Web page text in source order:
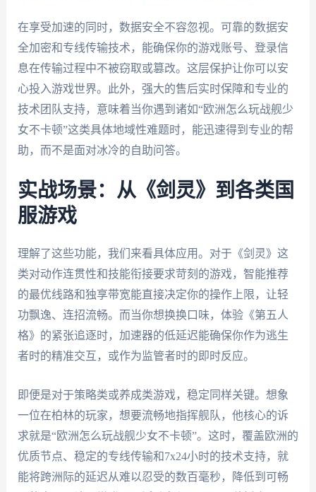
在享受加速的同时，数据安全不容忽视。可靠的数据安
全加密和专线传输技术，能确保你的游戏账号、登录信
息在传输过程中不被窃取或篡改。这层保护让你可以安
心投入游戏世界。此外，强大的售后实时保障和专业的
技术团队支持，意味着当你遇到诸如“欧洲怎么玩战舰少
女不卡顿”这类具体地域性难题时，能迅速得到专业的帮
助，而不是面对冰冷的自助问答。
实战场景：从《剑灵》到各类国
服游戏
理解了这些功能，我们来看具体应用。对于《剑灵》这
类对动作连贯性和技能衔接要求苛刻的游戏，智能推荐
的最优线路和独享带宽能直接决定你的操作上限，让轻
功飘逸、连招流畅。而当你想换换口味，体验《第五人
格》的紧张追逐时，加速器的低延迟能确保你作为逃生
者时的精准交互，或作为监管者时的即时反应。
即便是对于策略类或养成类游戏，稳定同样关键。想象
一位在柏林的玩家，想要流畅地指挥舰队，他核心的诉
求就是“欧洲怎么玩战舰少女不卡顿”。这时，覆盖欧洲的
优质节点、稳定的专线传输和7x24小时的技术支持，就
能将跨洲际的延迟从难以忍受的数百毫秒，降低到可畅